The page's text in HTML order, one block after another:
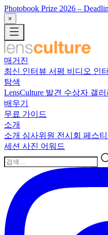
Photobook Prize 2026 –
×
매거진
최신 인터뷰 서평 비디오 인
탐색
LensCulture 발견 수상자 갤러
배우기
무료 가이드
소개
소개 심사위원 전시회 페스
세션 사진 어워드